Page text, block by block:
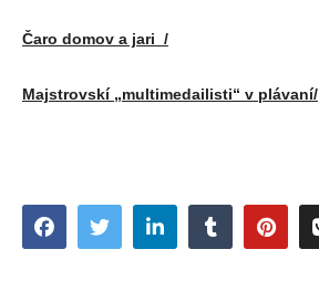
Čaro domov a jari /
Majstrovskí „multimedailisti“ v plávaní/